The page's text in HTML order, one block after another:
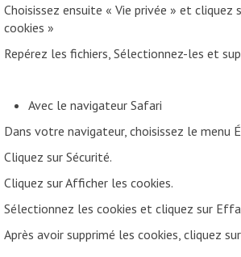
Choisissez ensuite « Vie privée » et cliquez
cookies »
Repérez les fichiers, Sélectionnez-les et
Avec le navigateur Safari
Dans votre navigateur, choisissez le menu
Cliquez sur Sécurité.
Cliquez sur Afficher les cookies.
Sélectionnez les cookies et cliquez sur
Après avoir supprimé les cookies, cliquez